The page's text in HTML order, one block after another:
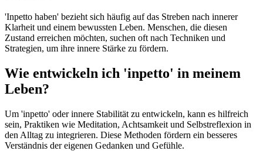
'Inpetto haben' bezieht sich häufig auf das Streben nach innerer
Klarheit und einem bewussten Leben. Menschen, die diesen
Zustand erreichen möchten, suchen oft nach Techniken und
Strategien, um ihre innere Stärke zu fördern.
Wie entwickeln ich 'inpetto' in meinem
Leben?
Um 'inpetto' oder innere Stabilität zu entwickeln, kann es hilfreich
sein, Praktiken wie Meditation, Achtsamkeit und Selbstreflexion in
den Alltag zu integrieren. Diese Methoden fördern ein besseres
Verständnis der eigenen Gedanken und Gefühle.